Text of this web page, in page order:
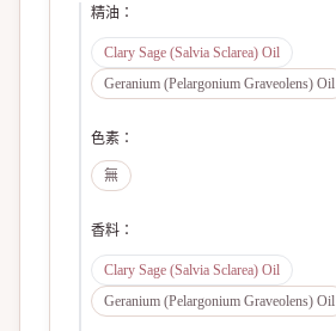
精油 ：
Clary Sage (Salvia Sclarea) Oil
Geranium (Pelargonium Graveolens) Oil
色素 ：
無
香料 ：
Clary Sage (Salvia Sclarea) Oil
Geranium (Pelargonium Graveolens) Oil